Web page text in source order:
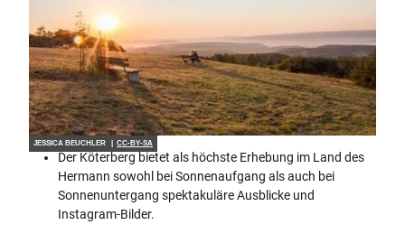
JESSICA BEUCHLER | CC-BY-SA
Der Köterberg bietet als höchste Erhebung im Land des
Hermann sowohl bei Sonnenaufgang als auch bei
Sonnenuntergang spektakuläre Ausblicke und
Instagram-Bilder.